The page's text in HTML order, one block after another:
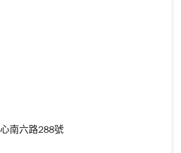
南六路288號